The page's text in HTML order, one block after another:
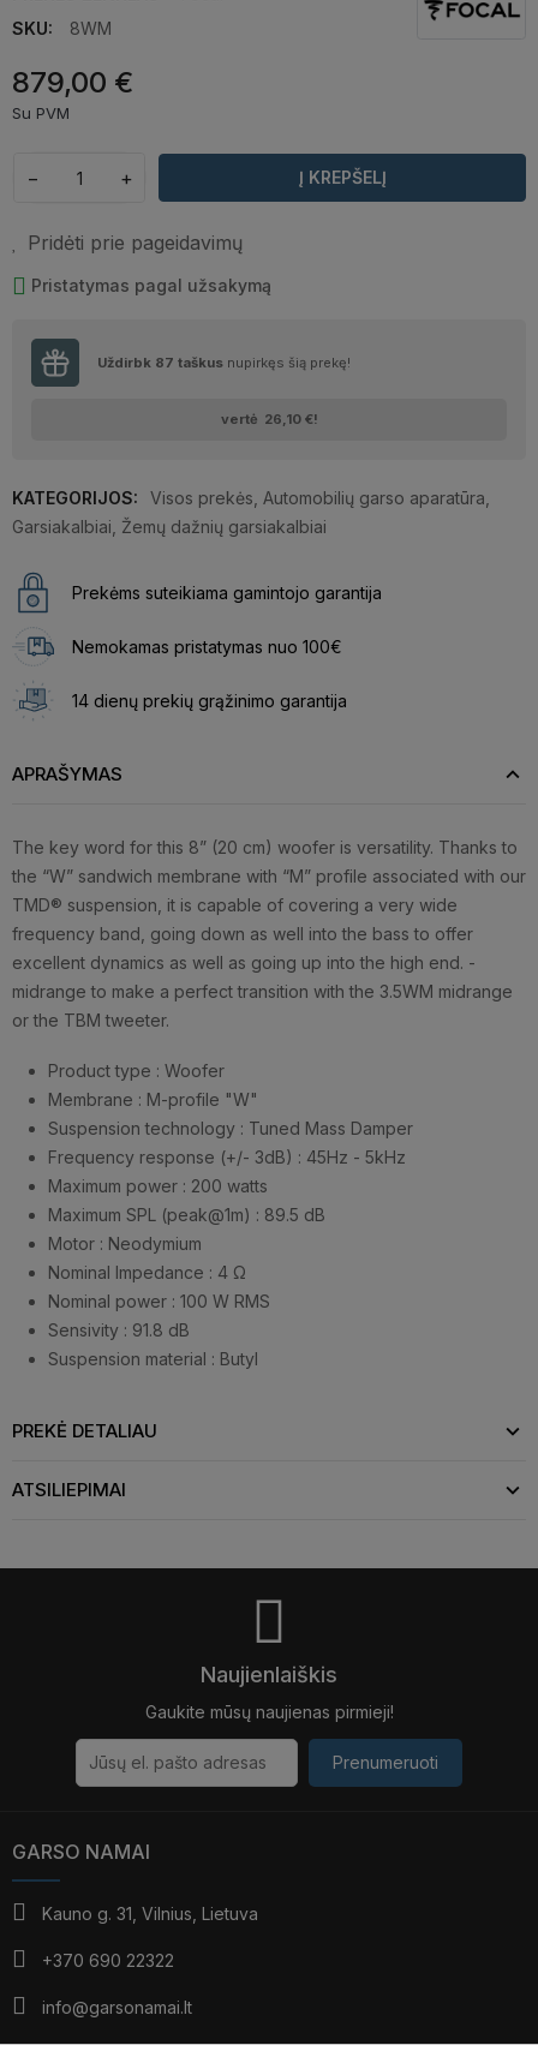
SKU:
8WM
879,00 €
Su PVM
− + Į KREPŠELĮ
Pridėti prie pageidavimų
Pristatymas pagal užsakymą
Uždirbk 87 taškus nupirkęs šią prekę!
vertė 26,10 €!
KATEGORIJOS: Visos prekės Automobilių garso aparatūra
Garsiakalbiai Žemų dažnių garsiakalbiai
Prekėms suteikiama gamintojo garantija
Nemokamas pristatymas nuo 100€
14 dienų prekių grąžinimo garantija
APRAŠYMAS
The key word for this 8” (20 cm) woofer is versatility. Thanks to
the “W” sandwich membrane with “M” profile associated with our
TMD® suspension, it is capable of covering a very wide
frequency band, going down as well into the bass to offer
excellent dynamics as well as going up into the high end. -
midrange to make a perfect transition with the 3.5WM midrange
or the TBM tweeter.
Product type : Woofer
Membrane : M-profile "W"
Suspension technology : Tuned Mass Damper
Frequency response (+/- 3dB) : 45Hz - 5kHz
Maximum power : 200 watts
Maximum SPL (peak@1m) : 89.5 dB
Motor : Neodymium
Nominal Impedance : 4 Ω
Nominal power : 100 W RMS
Sensivity : 91.8 dB
Suspension material : Butyl
PREKĖ DETALIAU
ATSILIEPIMAI
Naujienlaiškis
Gaukite mūsų naujienas pirmieji!
Prenumeruoti
GARSO NAMAI
Kauno g. 31, Vilnius, Lietuva
+370 690 22322
info@garsonamai.lt